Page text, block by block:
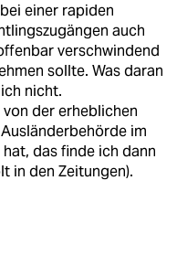
einer rapiden
auch
verschwindend
sollte. Was daran
nicht.
der erheblichen
im
das finde ich dann
in den Zeitungen).